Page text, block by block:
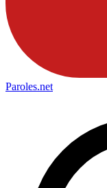
Paroles.net